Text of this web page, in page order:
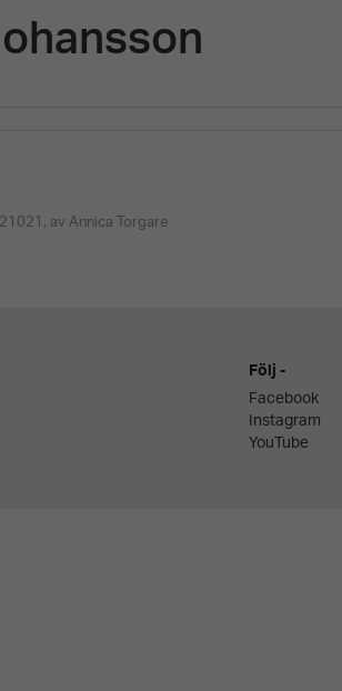
av Annica Torgare
Följ
Facebook
Instagram
YouTube